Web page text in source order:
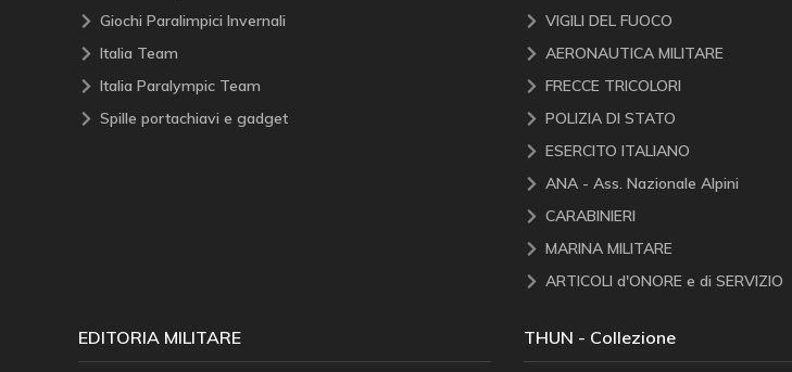
Giochi Paralimpici Invernali
Italia Team
Italia Paralympic Team
Spille portachiavi e gadget
VIGILI DEL FUOCO
AERONAUTICA MILITARE
FRECCE TRICOLORI
POLIZIA DI STATO
ESERCITO ITALIANO
ANA - Ass. Nazionale Alpini
CARABINIERI
MARINA MILITARE
ARTICOLI d'ONORE e di SERVIZIO
EDITORIA MILITARE THUN - Collezione